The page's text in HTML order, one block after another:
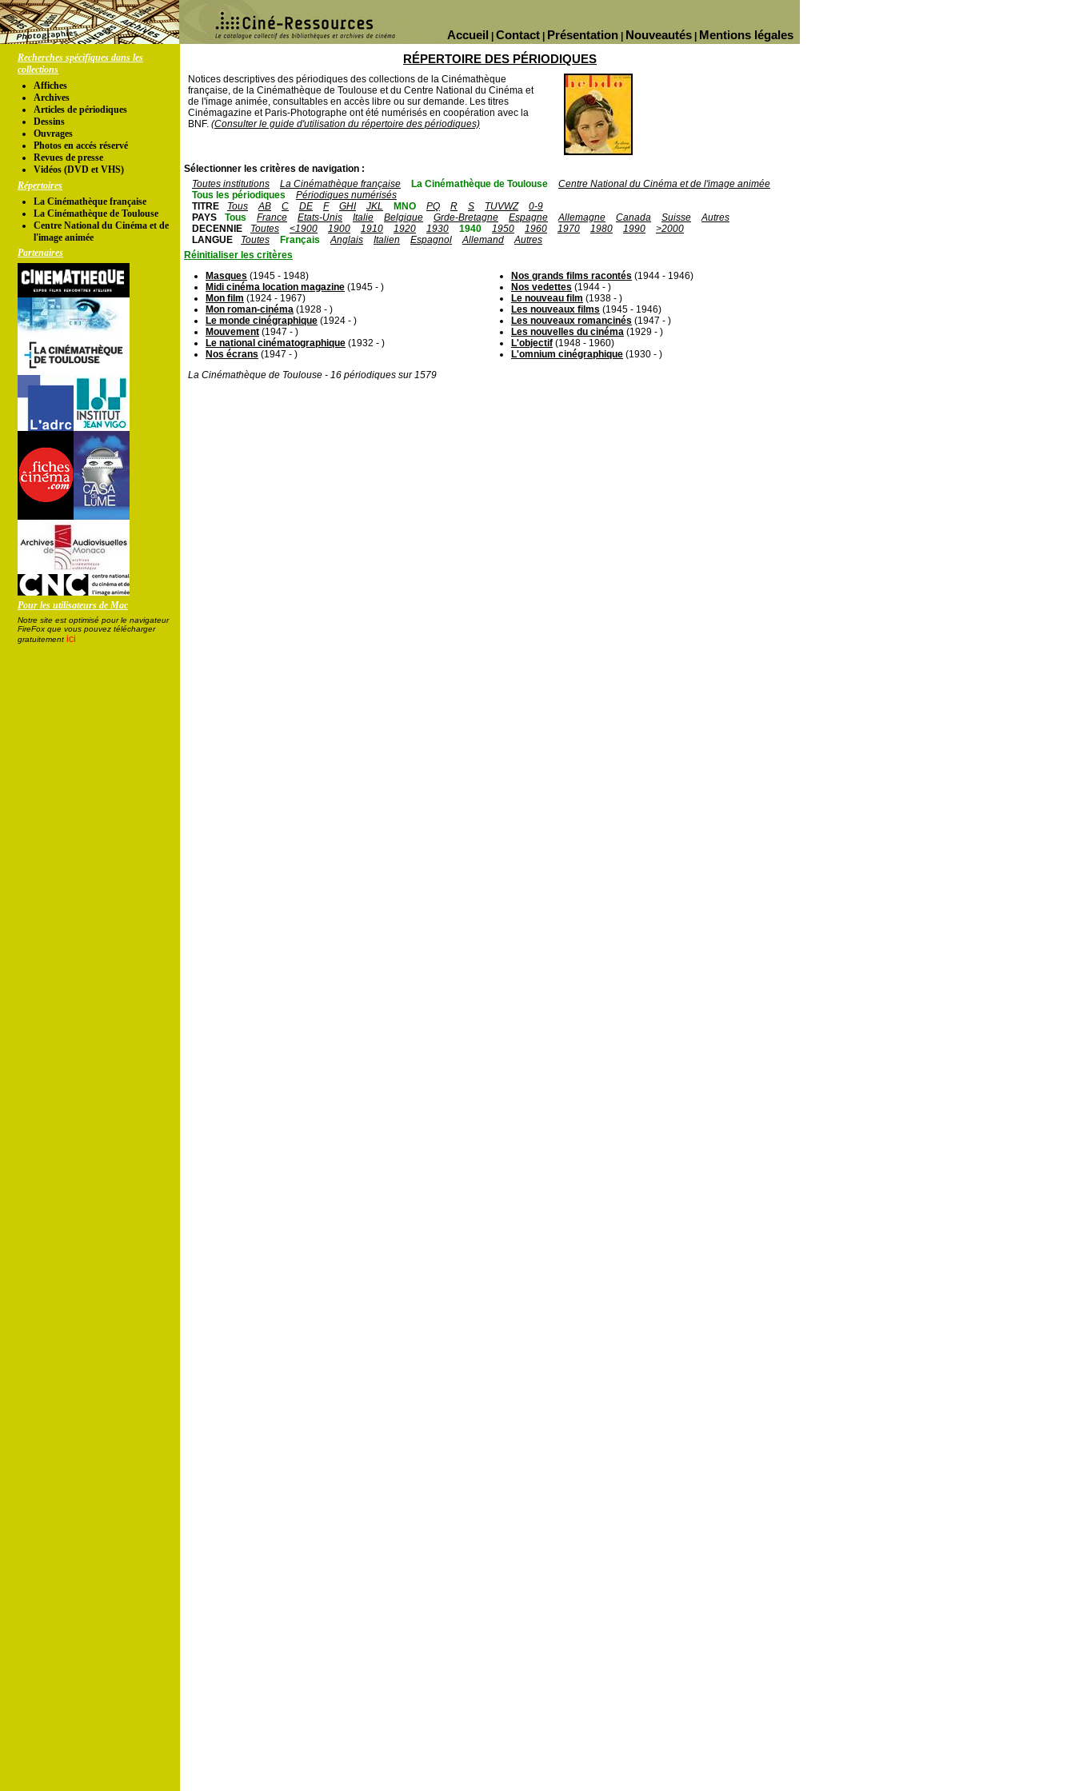
Mentions légales
Nouveautés
Présentation
Contact
Accueil
Recherches spécifiques dans les
collections
Affiches
Archives
Articles de périodiques
Dessins
Ouvrages
Photos en accés réservé
Revues de presse
Vidéos (DVD et VHS)
Répertoires
La Cinémathèque française
La Cinémathèque de Toulouse
Centre National du Cinéma et de
l'image animée
Partenaires
Pour les utilisateurs de Mac
Notre site est optimisé pour le navigateur
FireFox que vous pouvez télécharger
gratuitement ici
RÉPERTOIRE DES PÉRIODIQUES
Notices descriptives des périodiques des collections de la Cinémathèque
française, de la Cinémathèque de Toulouse et du Centre National du Cinéma et
de l'image animée, consultables en accès libre ou sur demande. Les titres
Cinémagazine et Paris-Photographe ont été numérisés en coopération avec la
BNF. (Consulter le guide d'utilisation du répertoire des périodiques)
Sélectionner les critères de navigation :
Toutes institutions
La Cinémathèque française La Cinémathèque de Toulouse
Centre National du Cinéma et de l'image animée
Tous les périodiques
Périodiques numérisés
TITRE
Tous AB C DE F GHI JKL MNO PQ R S TUVWZ
0-9
PAYS
Tous France Etats-Unis Italie Belgique Grde-Bretagne Espagne Allemagne Canada Suisse
Autres
DECENNIE
Toutes <1900 1900 1910 1920 1930 1940 1950 1960 1970 1980 1990
>2000
LANGUE
Toutes Français Anglais Italien Espagnol Allemand
Autres
Réinitialiser les critères
Masques (1945 - 1948)
Midi cinéma location magazine (1945 - )
Mon film (1924 - 1967)
Mon roman-cinéma (1928 - )
Le monde cinégraphique (1924 - )
Mouvement (1947 - )
Le national cinématographique (1932 - )
Nos écrans (1947 - )
Nos grands films racontés (1944 - 1946)
Nos vedettes (1944 - )
Le nouveau film (1938 - )
Les nouveaux films (1945 - 1946)
Les nouveaux romancinés (1947 - )
Les nouvelles du cinéma (1929 - )
L'objectif (1948 - 1960)
L'omnium cinégraphique (1930 - )
La Cinémathèque de Toulouse - 16 périodiques sur 1579